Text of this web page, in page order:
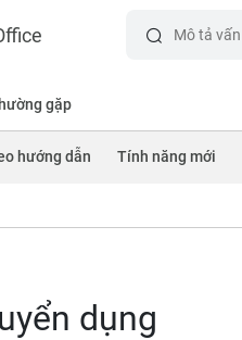
gặp
hướng dẫn Tính năng mới
dụng